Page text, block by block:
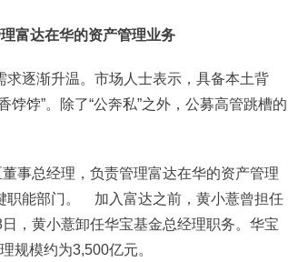
富达在华的资产管理业务
逐渐升温。市场人士表示，具备本土背
饽”。除了“公奔私”之外，公募高管跳槽的
事总经理，负责管理富达在华的资产管理
职能部门。 加入富达之前，黄小薏曾担任
，黄小薏卸任华宝基金总经理职务。华宝
规模约为3,500亿元。